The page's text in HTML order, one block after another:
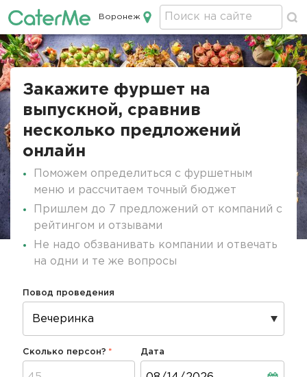
Кейтеринг в Воронеже
Воронеж
Строка
Закажите фуршет на
выпускной, сравнив
несколько предложений
онлайн
Поможем определиться с фуршетным
меню и рассчитаем точный бюджет
Пришлем до 7 предложений от компаний с
рейтингом и отзывами
Не надо обзванивать компании и отвечать
на одни и те же вопросы
Повод проведения
Сколько персон? Дата